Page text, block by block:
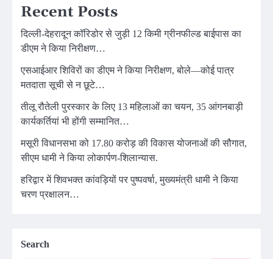
Recent Posts
दिल्ली-देहरादून कॉरिडोर से जुड़ी 12 किमी ग्रीनफील्ड बाईपास का
डीएम ने किया निरीक्षण…
एसआईआर शिविरों का डीएम ने किया निरीक्षण, बोले—कोई पात्र
मतदाता सूची से न छूटे…
तीलू रौतेली पुरस्कार के लिए 13 महिलाओं का चयन, 35 आंगनबाड़ी
कार्यकर्तियां भी होंगी सम्मानित…
मसूरी विधानसभा को 17.80 करोड़ की विकास योजनाओं की सौगात,
सीएम धामी ने किया लोकार्पण-शिलान्यास.
हरिद्वार में शिवभक्त कांवड़ियों पर पुष्पवर्षा, मुख्यमंत्री धामी ने किया
चरण प्रक्षालन…
Search